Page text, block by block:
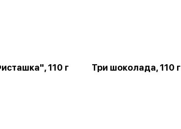
110 г Три шоколада, 110 г